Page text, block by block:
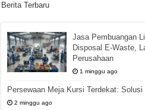
Berita Terbaru
Jasa Pembuangan
Disposal E-Waste,
Perusahaan
1 minggu ago
Persewaan Meja Kursi Terdekat:
2 minggu ago